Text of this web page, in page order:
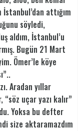
attığım
söyledi,
aldım, İstanbul’u
Bugün 21 Mart
Ömer’le köye
Aradan yıllar
“söz uçar yazı kalır”
Yoksa bu defter
size aktaramazdım